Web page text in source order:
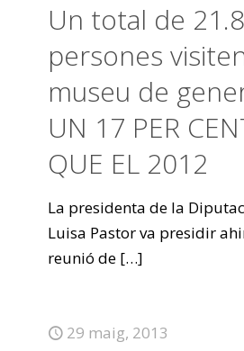
Un total de
persones
museu de
UN 17 PER
QUE EL 2012
La presidenta de la
Luisa Pastor va presidir
reunió de […]
29 maig, 2013